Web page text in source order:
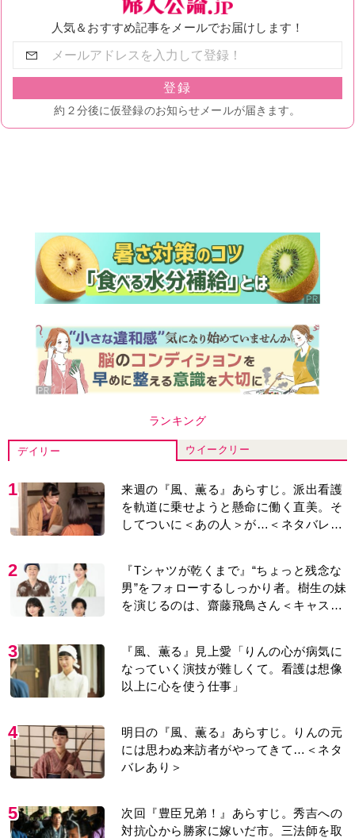
ランキング
デイリー ウイークリー
1
来週の『風、薫る』あらすじ。派出看護
を軌道に乗せようと懸命に働く直美。そ
してついに＜あの人＞が…＜ネタバレあ
2
『Tシャツが乾くまで』“ちょっと残念な
男”をフォローするしっかり者。樹生の妹
を演じるのは、齋藤飛鳥さん＜キャスト
3
『風、薫る』見上愛「りんの心が病気に
なっていく演技が難しくて。看護は想像
以上に心を使う仕事」
4
明日の『風、薫る』あらすじ。りんの元
には思わぬ来訪者がやってきて…＜ネタ
バレあり＞
5
次回『豊臣兄弟！』あらすじ。秀吉への
対抗心から勝家に嫁いだ市。三法師を取